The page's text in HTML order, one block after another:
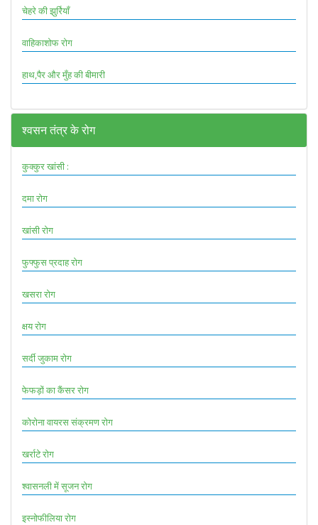
चेहरे की झुर्रियाँ
वाहिकाशोफ रोग
हाथ,पैर और मुँह की बीमारी
श्वसन तंत्र के रोग
कुक्कुर खांसी :
दमा रोग
खांसी रोग
फुफ्फुस प्रदाह रोग
खसरा रोग
क्षय रोग
सर्दी जुकाम रोग
फेफड़ों का कैंसर रोग
कोरोना वायरस संक्रमण रोग
खर्राटे रोग
श्वासनली में सूजन रोग
इस्नोफीलिया रोग